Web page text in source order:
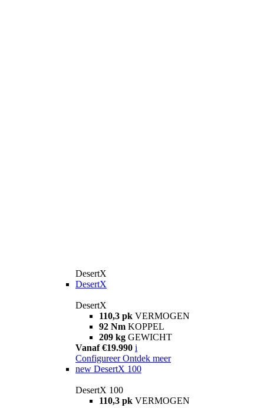
DesertX
DesertX
DesertX
110,3 pk VERMOGEN
92 Nm KOPPEL
209 kg GEWICHT
Vanaf €19.990 i
Configureer Ontdek meer
new DesertX 100
DesertX 100
110,3 pk VERMOGEN